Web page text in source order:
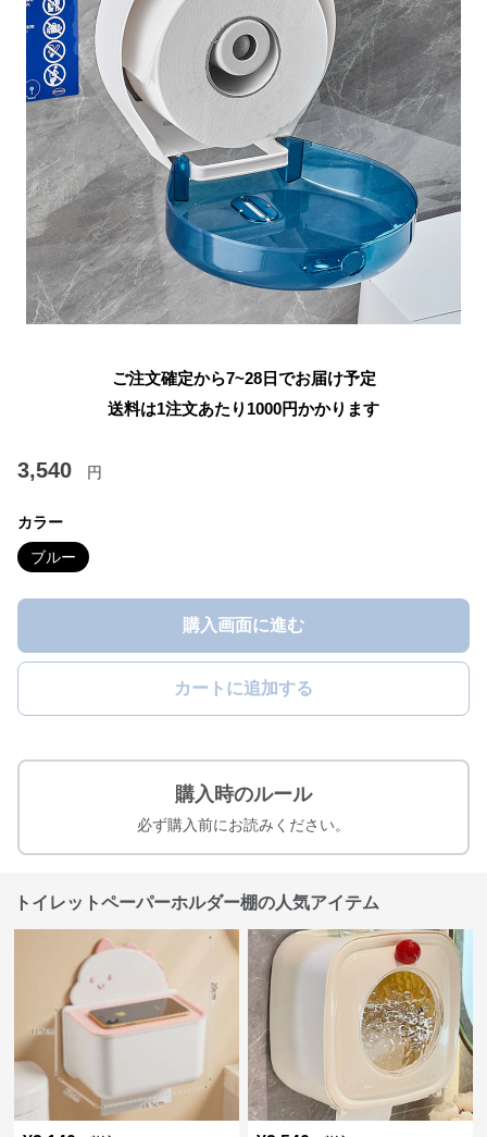
ご注文確定から7~28日でお届け予定
送料は1注文あたり 1000円かかります
3,540 円
カラー
ブルー
購入画面に進む
カートに追加する
購入時のルール
必ず購入前にお読みください。
トイレットペーパーホルダー棚の人気アイテム